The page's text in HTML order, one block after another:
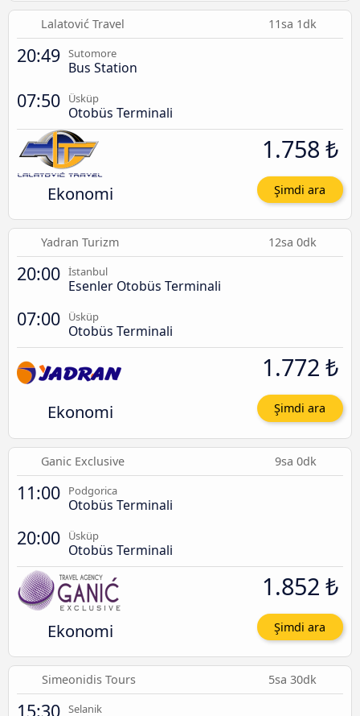
Lalatović Travel 11sa 1dk
20:49 Sutomore
Bus Station
07:50 Üsküp
Otobüs Terminali
Ekonomi
1.758 ₺
Şimdi ara
Yadran Turizm 12sa 0dk
20:00 İstanbul
Esenler Otobüs Terminali
07:00 Üsküp
Otobüs Terminali
Ekonomi
1.772 ₺
Şimdi ara
Ganic Exclusive 9sa 0dk
11:00 Podgorica
Otobüs Terminali
20:00 Üsküp
Otobüs Terminali
Ekonomi
1.852 ₺
Şimdi ara
Simeonidis Tours 5sa 30dk
15:30 Selanik